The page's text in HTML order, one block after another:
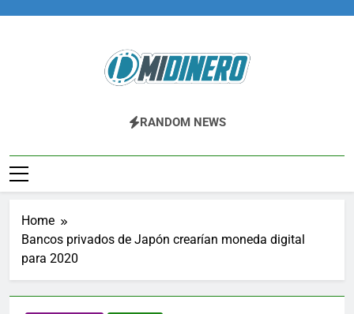
Midinero.co
Fintech, Criptomonedas
RANDOM NEWS
Home
Bancos privados de Japón crearían moneda digital
para 2020